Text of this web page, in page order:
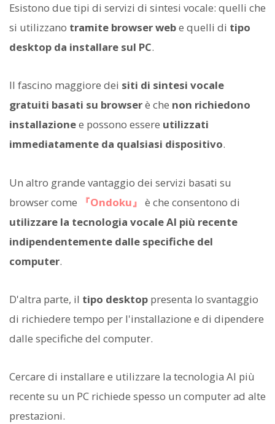
Esistono due tipi di servizi di sintesi vocale: quelli che
si utilizzano tramite browser webe quelli di tipo
desktop da installare sul PC.
Il fascino maggiore dei siti di sintesi vocale
gratuiti basati su browserè che non richiedono
installazionee possono essere utilizzati
immediatamente da qualsiasi dispositivo.
Un altro grande vantaggio dei servizi basati su
browser come
『Ondoku』 è che consentono di
utilizzare la tecnologia vocale AI più recente
indipendentemente dalle specifiche del
computer.
D'altra parte, il tipo desktop presenta lo svantaggio
di richiedere tempo per l'installazione e di dipendere
dalle specifiche del computer.
Cercare di installare e utilizzare la tecnologia AI più
recente su un PC richiede spesso un computer ad alte
prestazioni.